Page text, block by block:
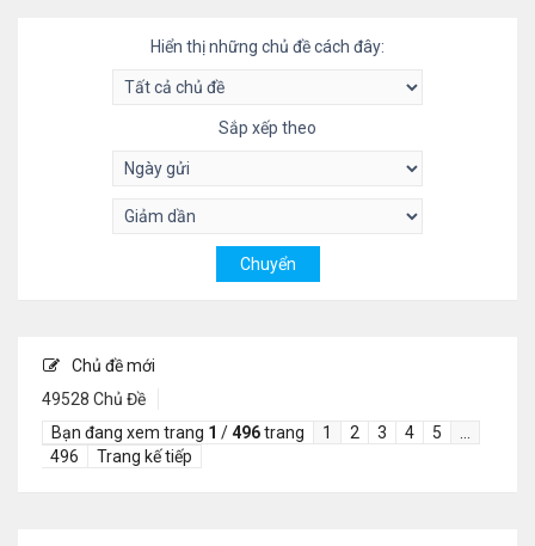
Hiển thị những chủ đề cách đây:
Sắp xếp theo
Chủ đề mới
49528 Chủ Đề
Bạn đang xem trang 1 /496trang 1 2 3 4 5
496
Trang kế tiếp